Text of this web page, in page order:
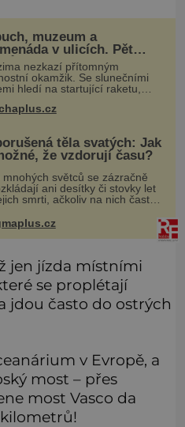
muzeum a
v ulicích. Pět
nejslavnějších
nezkazí přítomným
okamžik. Se slunečními
hledí na startující raketu,
má do vesmíru vynést kromě
také obyčejnou učitelku. Po
těla svatých: Jak
že vzdorují času?
mnohých světců se zázračně
ani desítky či stovky let
smrti, ačkoliv na nich často
o konzervaci.
ostatky bývají považo
jen jízda místními
se proplétají
jdou často do ostrých
v Evropě, a
most – přes
most Vasco da